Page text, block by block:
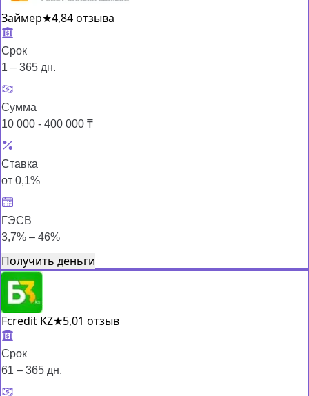
Займер★4,84 отзыва
Срок
1 – 365 дн.
Сумма
10 000 - 400 000 ₸
Ставка
от 0,1%
ГЭСВ
3,7% – 46%
Получить деньги
Fcredit KZ★5,01 отзыв
Срок
61 – 365 дн.